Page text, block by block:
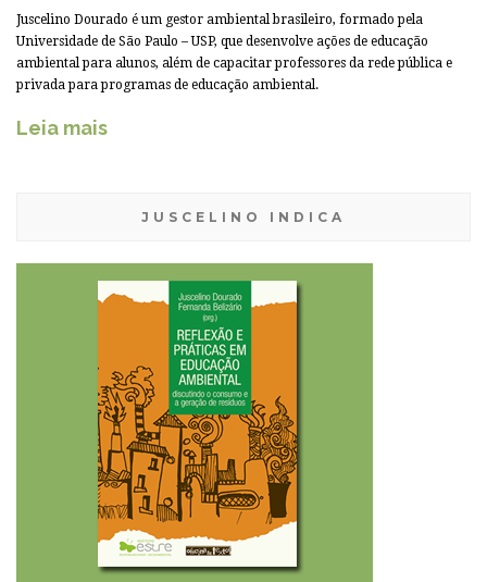
Juscelino Dourado é um gestor ambiental brasileiro, formado pela
Universidade de São Paulo – USP, que desenvolve ações de educação
ambiental para alunos, além de capacitar professores da rede pública e
privada para programas de educação ambiental.
Leia mais
JUSCELINO INDICA